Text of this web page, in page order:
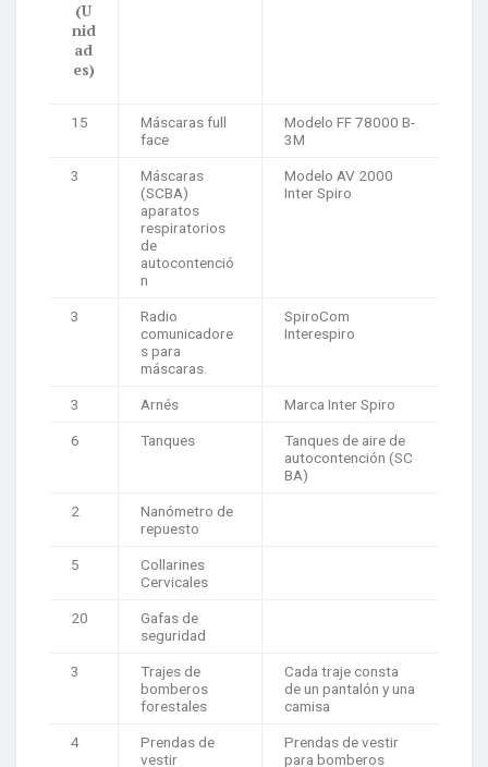
(U
nid
ad
es)
15
Máscaras full
face
Modelo FF 78000 B-
3M
3
Máscaras
(SCBA)
aparatos
respiratorios
de
autocontenció
n
Modelo AV 2000
Inter Spiro
3
Radio
comunicadore
s para
máscaras.
SpiroCom
Interespiro
3 Arnés Marca Inter Spiro
6 Tanques
Tanques de aire de
autocontención (SC
BA)
2
Nanómetro de
repuesto
5
Collarines
Cervicales
20
Gafas de
seguridad
3
Trajes de
bomberos
forestales
Cada traje consta
de un pantalón y una
camisa
4
Prendas de
vestir
Prendas de vestir
para bomberos